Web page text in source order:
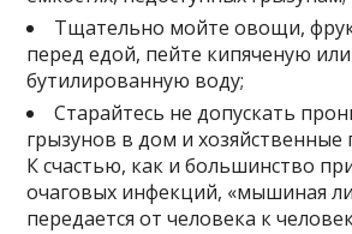
Тщательно мойте овощи,
перед едой, пейте кипяченую или
бутилированную воду;
Старайтесь не допускать
грызунов в дом и хозяйственные
К счастью, как и большинство
очаговых инфекций, «мышиная
передается от человека к